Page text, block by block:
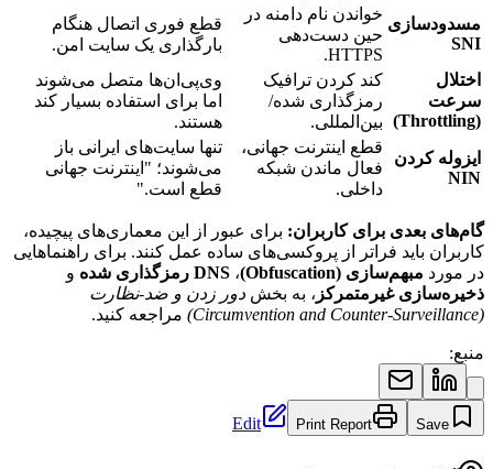
مسدودسازی
SNI
خواندن نام دامنه در
حین دست‌دهی
HTTPS.
قطع فوری اتصال هنگام
بارگذاری یک سایت امن.
اختلال
سرعت
(Throttling)
کند کردن ترافیک
رمزگذاری شده/
بین‌المللی.
وی‌پی‌ان‌ها متصل می‌شوند
اما برای استفاده بسیار کند
هستند.
ایزوله کردن
NIN
قطع اینترنت جهانی،
فعال ماندن شبکه
داخلی.
تنها سایت‌های ایرانی باز
می‌شوند؛ "اینترنت جهانی
قطع است."
گام‌های بعدی برای کاربران: برای عبور از این معماری‌های پیچیده،
کاربران باید فراتر از پروکسی‌های ساده عمل کنند. برای راهنماهایی
در مورد مبهم‌سازی (Obfuscation) ، DNS رمزگذاری شده
و
ذخیره‌سازی غیرمتمرکز ، به بخش دور زدن و ضد-نظارت
(Circumvention and Counter-Surveillance)
مراجعه کنید.
منبع:
Save
Print Report
Edit